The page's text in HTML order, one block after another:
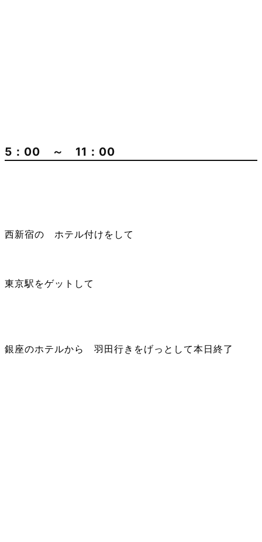
5：00 ～ 11：00
西新宿の ホテル付けをして
東京駅をゲットして
銀座のホテルから 羽田行きをげっとして本日終了